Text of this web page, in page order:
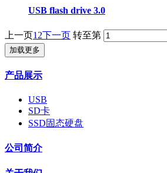
USB flash drive 3.0
上一页1 2下一页 转至第
加载更多
产品展示
USB
SD卡
SSD固态硬盘
公司简介